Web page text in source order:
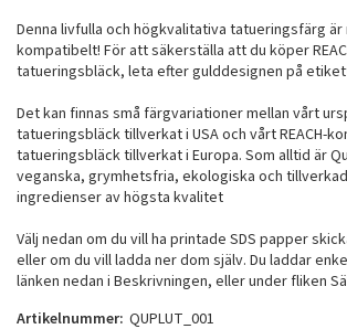
Denna livfulla och högkvalitativa tatueringsfärg är
kompatibelt! För att säkerställa att du köper
tatueringsbläck, leta efter gulddesignen på
Det kan finnas små färgvariationer mellan vårt
tatueringsbläck tillverkat i USA och vårt REACH-
tatueringsbläck tillverkat i Europa. Som alltid är
veganska, grymhetsfria, ekologiska och
ingredienser av högsta kvalitet
Välj nedan om du vill ha printade SDS papper
eller om du vill ladda ner dom själv. Du laddar
länken nedan i Beskrivningen, eller under fliken
Artikelnummer: QUPLUT_001